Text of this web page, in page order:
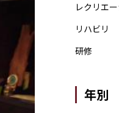
レクリエ
リハビリ
研修
年別